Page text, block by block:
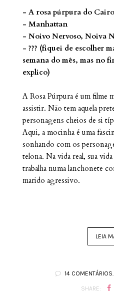
- A rosa púrpura do Cairo
- Manhattan
- Noivo Nervoso, Noiva
- ??? (fiquei de escolher
semana do mês, mas no
explico)
A Rosa Púrpura é um filme
assistir. Não tem aquela
personagens cheios de si
Aqui, a mocinha é uma
sonhando com os
telona. Na vida real, sua
trabalha numa lanchonete
marido agressivo.
LEIA
14
SHARE: